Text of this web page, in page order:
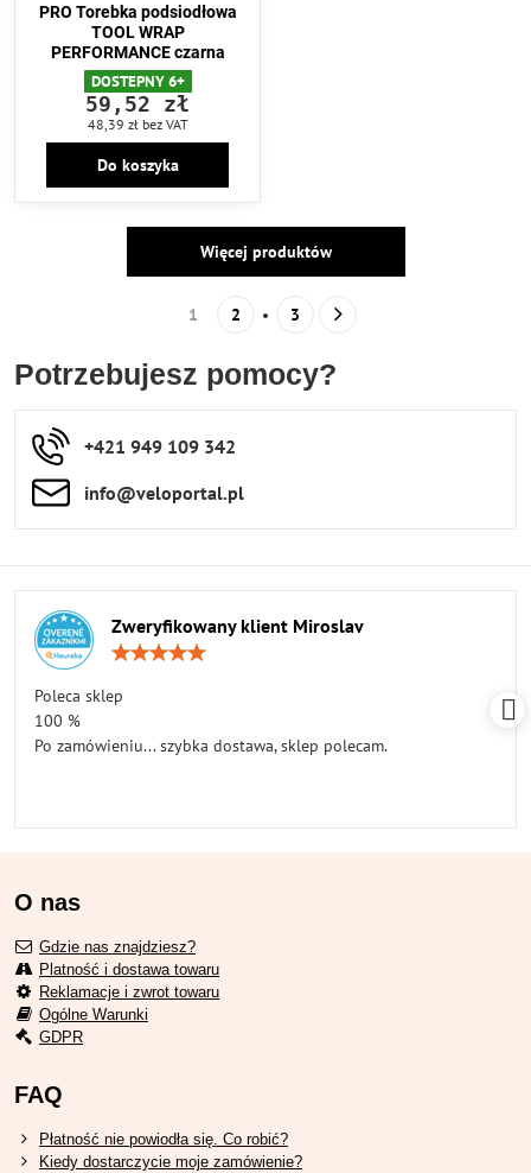
PRO Torebka podsiodłowa
TOOL WRAP
PERFORMANCE czarna
DOSTEPNY 6+
59,52 zł
48,39 zł bez VAT
Do koszyka
Więcej produktów
1 2 3
Potrzebujesz pomocy?
+421 949 109 342
info​​@veloportal​.pl
Zweryfikowany klient Miroslav
Poleca sklep
100 %
Po zamówieniu... szybka dostawa, sklep polecam.
O nas
Gdzie nas znajdziesz?
Platność i dostawa towaru
Reklamacje i zwrot towaru
Ogólne Warunki
GDPR
FAQ
Płatność nie powiodła się. Co robić?
Kiedy dostarczycie moje zamówienie?